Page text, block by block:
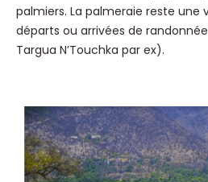
palmiers. La palmeraie reste une
départs ou arrivées de
Targua N’Touchka par ex).